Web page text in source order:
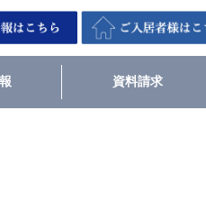
資料請求